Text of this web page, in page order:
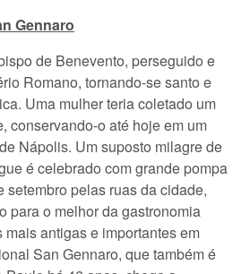
Gennaro
de Benevento, perseguido e
Romano, tornando-se santo e
Uma mulher teria coletado um
conservando-o até hoje em um
Nápolis. Um suposto milagre de
é celebrado com grande pompa
setembro pelas ruas da cidade,
para o melhor da gastronomia
mais antigas e importantes em
San Gennaro, que também é